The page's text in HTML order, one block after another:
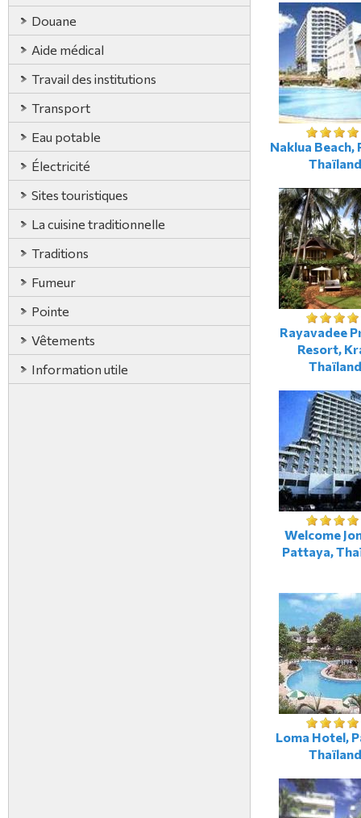
Douane
Aide médical
Travail des institutions
Transport
Eau potable
Électricité
Sites touristiques
La cuisine traditionnelle
Traditions
Fumeur
Pointe
Vêtements
Information utile
Naklua Beach,
Rayavadee
Resort,
Welcome
Pattaya,
Loma Hotel,